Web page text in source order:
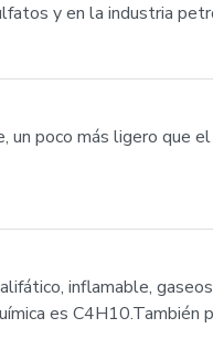
y en la industria
poco más ligero que
inflamable,
es C4H10.También